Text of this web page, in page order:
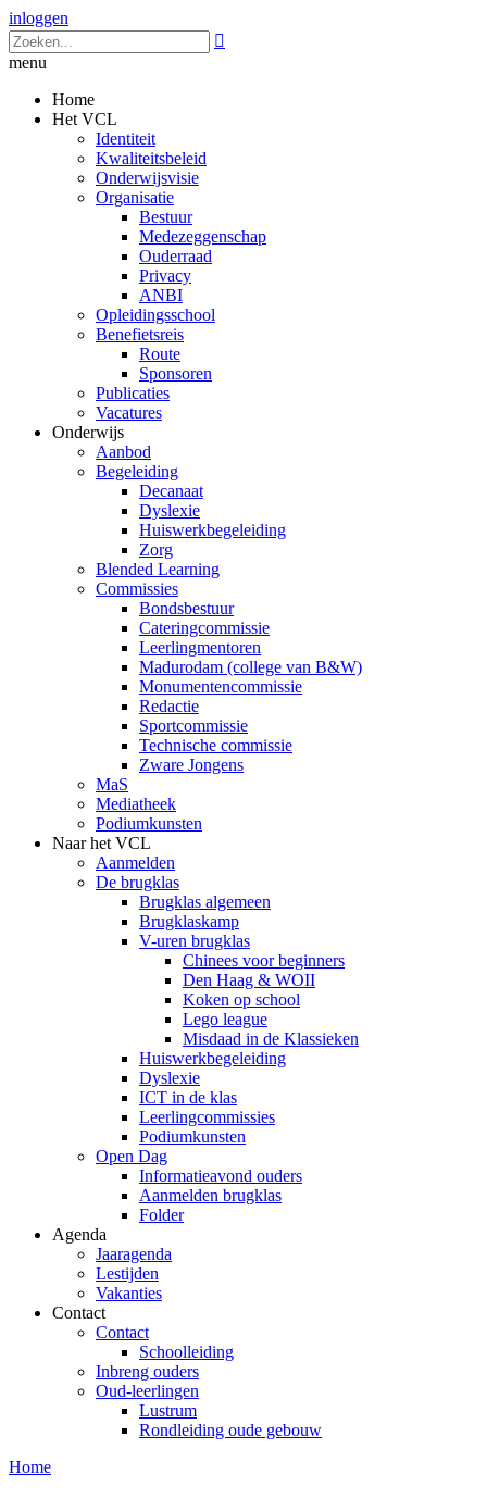
inloggen

menu
Home
Het VCL
Identiteit
Kwaliteitsbeleid
Onderwijsvisie
Organisatie
Bestuur
Medezeggenschap
Ouderraad
Privacy
ANBI
Opleidingsschool
Benefietsreis
Route
Sponsoren
Publicaties
Vacatures
Onderwijs
Aanbod
Begeleiding
Decanaat
Dyslexie
Huiswerkbegeleiding
Zorg
Blended Learning
Commissies
Bondsbestuur
Cateringcommissie
Leerlingmentoren
Madurodam (college van B&W)
Monumentencommissie
Redactie
Sportcommissie
Technische commissie
Zware Jongens
MaS
Mediatheek
Podiumkunsten
Naar het VCL
Aanmelden
De brugklas
Brugklas algemeen
Brugklaskamp
V-uren brugklas
Chinees voor beginners
Den Haag & WOII
Koken op school
Lego league
Misdaad in de Klassieken
Huiswerkbegeleiding
Dyslexie
ICT in de klas
Leerlingcommissies
Podiumkunsten
Open Dag
Informatieavond ouders
Aanmelden brugklas
Folder
Agenda
Jaaragenda
Lestijden
Vakanties
Contact
Contact
Schoolleiding
Inbreng ouders
Oud-leerlingen
Lustrum
Rondleiding oude gebouw
Home